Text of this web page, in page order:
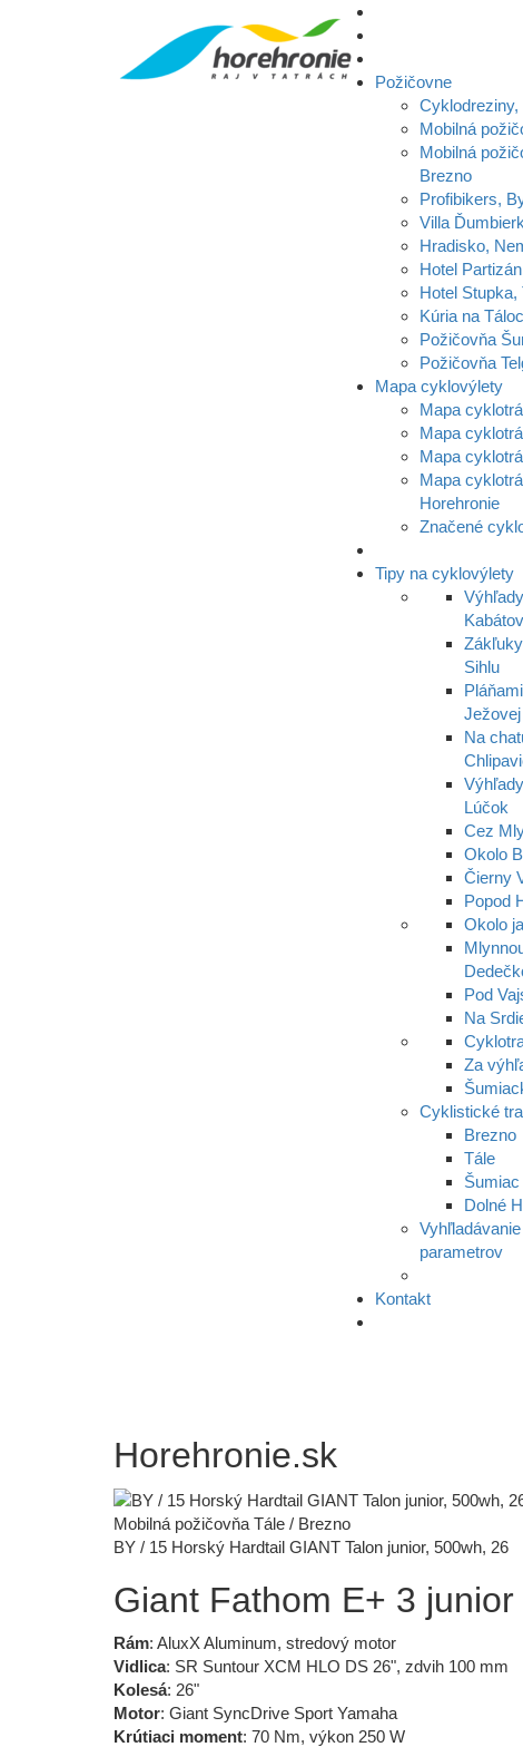
Požičovne
Cyklodreziny,
Mobilná
Mobilná
Brezno
Profibikers,
Villa
Hradisko,
Hotel
Hotel Stupka,
Kúria na
Požičovňa
Požičovňa
Mapa cyklovýlety
Mapa
Mapa
Mapa
Mapa
Horehronie
Značené
Tipy na cyklovýlety
Sihlu
Ježovej
Na
Lúčok
Cez
Okolo
Čierny
Popod
Okolo
Pod
Na
Za
Cyklistické
Brezno
Tále
Šumiac
Dolné
parametrov
Kontakt
Horehronie.sk
Mobilná požičovňa Tále / Brezno
BY / 15 Horský Hardtail GIANT Talon junior, 500wh, 26
Giant Fathom E+ 3
Rám: AluxX Aluminum, stredový motor
Vidlica: SR Suntour XCM HLO DS 26", zdvih 100 mm
Kolesá: 26"
Motor: Giant SyncDrive Sport Yamaha
Krútiaci moment: 70 Nm, výkon 250 W